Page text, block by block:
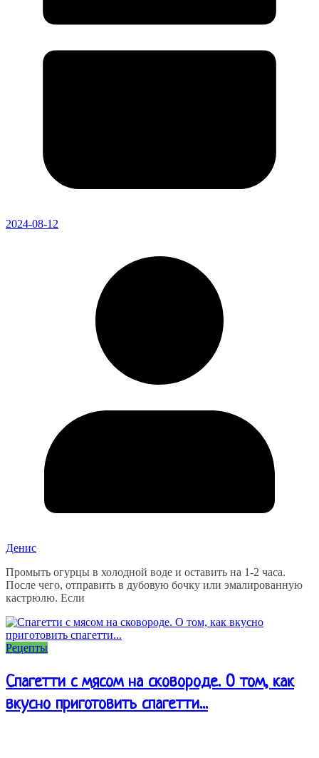
2024-08-12
Денис
Промыть огурцы в холодной воде и оставить на 1-2 часа.
После чего, отправить в дубовую бочку или эмалированную
кастрюлю. Если
Рецепты
Спагетти с мясом на сковороде. О том, как
вкусно приготовить спагетти...